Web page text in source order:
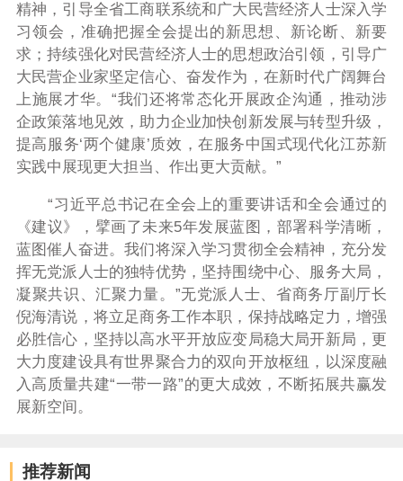
精神，引导全省工商联系统和广大民营经济人士深入学
习领会，准确把握全会提出的新思想、新论断、新要
求；持续强化对民营经济人士的思想政治引领，引导广
大民营企业家坚定信心、奋发作为，在新时代广阔舞台
上施展才华。“我们还将常态化开展政企沟通，推动涉
企政策落地见效，助力企业加快创新发展与转型升级，
提高服务‘两个健康’质效，在服务中国式现代化江苏新
实践中展现更大担当、作出更大贡献。”
“习近平总书记在全会上的重要讲话和全会通过的
《建议》，擘画了未来5年发展蓝图，部署科学清晰，
蓝图催人奋进。我们将深入学习贯彻全会精神，充分发
挥无党派人士的独特优势，坚持围绕中心、服务大局，
凝聚共识、汇聚力量。”无党派人士、省商务厅副厅长
倪海清说，将立足商务工作本职，保持战略定力，增强
必胜信心，坚持以高水平开放应变局稳大局开新局，更
大力度建设具有世界聚合力的双向开放枢纽，以深度融
入高质量共建“一带一路”的更大成效，不断拓展共赢发
展新空间。
推荐新闻